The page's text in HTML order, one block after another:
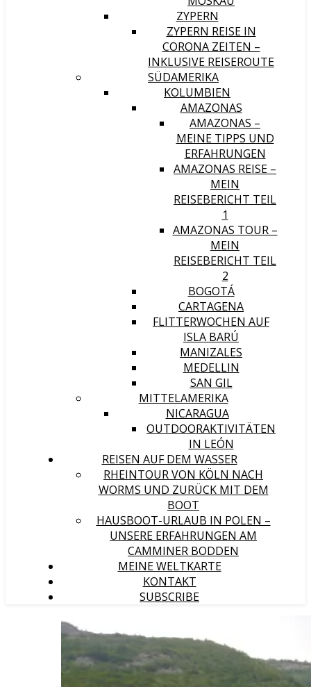
ZYPERN
ZYPERN REISE IN
CORONA ZEITEN –
INKLUSIVE REISEROUTE
SÜDAMERIKA
KOLUMBIEN
AMAZONAS
AMAZONAS –
MEINE TIPPS UND
ERFAHRUNGEN
AMAZONAS REISE –
MEIN
REISEBERICHT TEIL
1
AMAZONAS TOUR –
MEIN
REISEBERICHT TEIL
2
BOGOTÁ
CARTAGENA
FLITTERWOCHEN AUF
ISLA BARÚ
MANIZALES
MEDELLIN
SAN GIL
MITTELAMERIKA
NICARAGUA
OUTDOORAKTIVITÄTEN
IN LEÓN
REISEN AUF DEM WASSER
RHEINTOUR VON KÖLN NACH
WORMS UND ZURÜCK MIT DEM
BOOT
HAUSBOOT-URLAUB IN POLEN –
UNSERE ERFAHRUNGEN AM
CAMMINER BODDEN
MEINE WELTKARTE
KONTAKT
SUBSCRIBE